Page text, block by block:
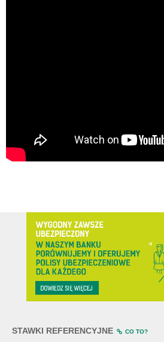
STAWKI REFERENCYJNE CO TO?